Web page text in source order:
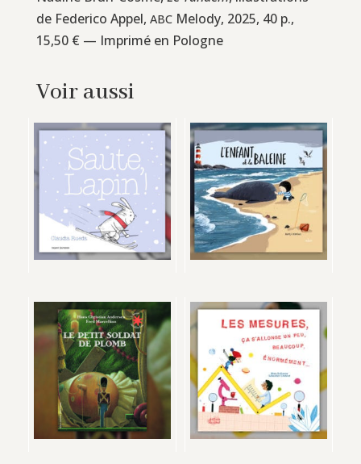
de Federico Appel, ABCMelody, 2025, 40 p.,
15,50 € — Imprimé en Pologne
Voir aussi